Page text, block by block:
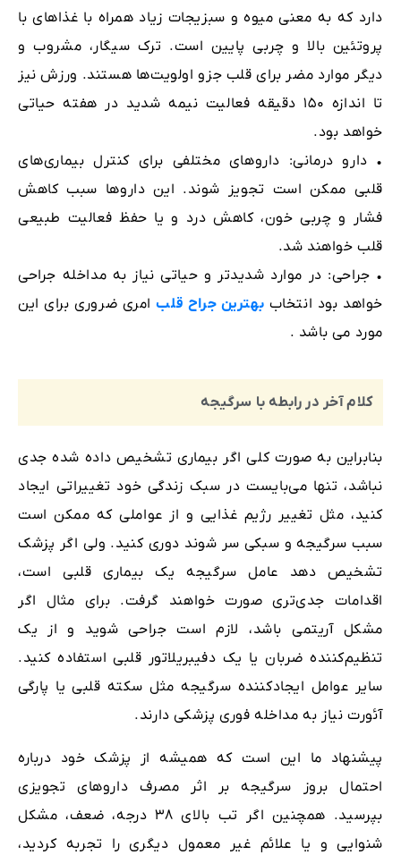
دارد که به معنی میوه و سبزیجات زیاد همراه با غذاهای با
پروتئین بالا و چربی پایین است. تر‌ک سیگار، مشروب و
دیگر موارد مضر برای قلب جزو اولویت‌ها هستند. ورزش نیز
تا اندازه ۱۵۰ دقیقه فعالیت نیمه شدید در هفته حیاتی
خواهد بود.
• دارو درمانی: داروهای مختلفی برای کنترل بیماری‌های
قلبی ممکن است تجویز شوند. این دارو‌ها سبب کاهش
فشار و چربی خون، کاهش درد و یا حفظ فعالیت طبیعی
قلب خواهند شد.
• جراحی: در موارد شدیدتر و حیاتی نیاز به مداخله جراحی
خواهد بود انتخاب بهترین جراح قلبامری ضروری برای این
مورد می باشد .
کلام آخر در رابطه با سرگیجه
بنابراین به صورت کلی اگر بیماری تشخیص داده شده جدی
نباشد، تنها می‌بایست در سبک زندگی خود تغییراتی ایجاد
کنید، مثل تغییر رژیم غذایی و از عواملی که ممکن است
سبب سرگیجه و سبکی سر شوند دوری کنید. ولی اگر پزشک
تشخیص دهد عامل سرگیجه یک بیماری قلبی است،
اقدامات جدی‌تری صورت خواهند گرفت. برای مثال اگر
مشکل آریتمی باشد، لازم است جراحی شوید و از یک
تنظیم‌کننده ضربان یا یک دفیبریلاتور قلبی استفاده کنید.
سایر عوامل ایجادکننده سرگیجه مثل سکته قلبی یا پارگی
آئورت نیاز به مداخله فوری پزشکی دارند.
پیشنهاد ما این است که همیشه از‌ پزشک خود درباره
احتمال بروز سرگیجه بر اثر مصرف دارو‌های تجویزی
بپرسید. همچنین اگر تب بالای ۳۸ درجه، ضعف، مشکل
شنوایی و یا علائم غیر معمول دیگری را تجربه کردید،